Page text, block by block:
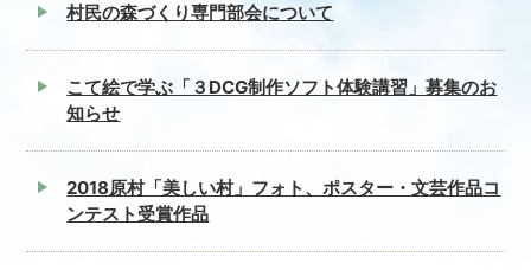
村民の森づくり専門部会について
こて絵で学ぶ「３DCG制作ソフト体験講習」募集のお
知らせ
2018原村「美しい村」フォト、ポスター・文芸作品コ
ンテスト受賞作品